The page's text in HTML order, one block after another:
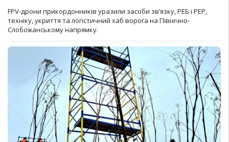
FPV-дрони прикордонників уразили засоби зв’язку, РЕБ і РЕР,
техніку, укриття та логістичний хаб ворога на Північно-
Слобожанському напрямку.